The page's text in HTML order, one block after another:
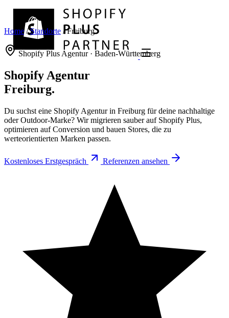
Home / Standorte / Freiburg
Shopify Plus Agentur · Baden-Württemberg
Shopify Agentur
Freiburg.
Du suchst eine Shopify Agentur in Freiburg für deine nachhaltige
oder Outdoor-Marke? Wir migrieren sauber auf Shopify Plus,
optimieren auf Conversion und bauen Stores, die zu
werteorientierten Marken passen.
Kostenloses Erstgespräch Referenzen ansehen